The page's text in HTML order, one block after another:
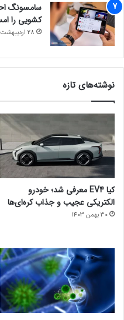
سامسونگ
کشویی را
28 اردیبهشت 1401
نوشته‌های تازه
کیا EV4 معرفی شد؛ خودرو
الکتریکی عجیب و جذاب کره‌ای‌ها
30 بهمن 1403